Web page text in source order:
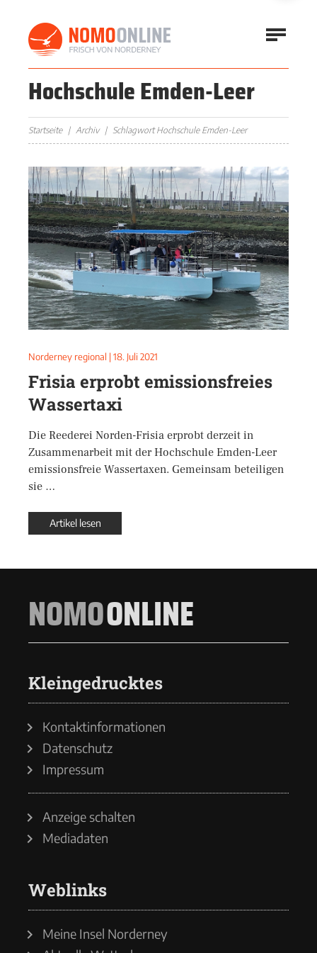
Hochschule Emden-Leer
Startseite Archiv Schlagwort Hochschule Emden-Leer
Norderney regional | 18. Juli 2021
Frisia erprobt emissionsfreies
Wassertaxi
Die Reederei Norden-Frisia erprobt derzeit in
Zusammenarbeit mit der Hochschule Emden-Leer
emissionsfreie Wassertaxen. Gemeinsam beteiligen
sie …
Artikel lesen
NOMOONLINE
Kleingedrucktes
Kontaktinformationen
Datenschutz
Impressum
Anzeige schalten
Mediadaten
Weblinks
Meine Insel Norderney